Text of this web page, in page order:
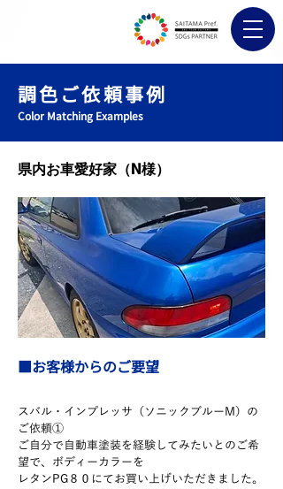
調色ご依頼事例
Color Matching Examples
県内お車愛好家（N様）
■お客様からのご要望
スバル・インプレッサ（ソニックブルーM）の
ご依頼①
ご自分で自動車塗装を経験してみたいとのご希
望で、ボディーカラーを
レタンPG８０にてお買い上げいただきました。